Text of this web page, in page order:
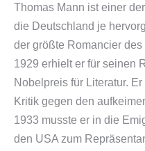
Thomas Mann ist einer
die Deutschland je
der größte Romancier
1929 erhielt er für seinen
Nobelpreis für Literatur.
Kritik gegen den
1933 musste er in die
den USA zum